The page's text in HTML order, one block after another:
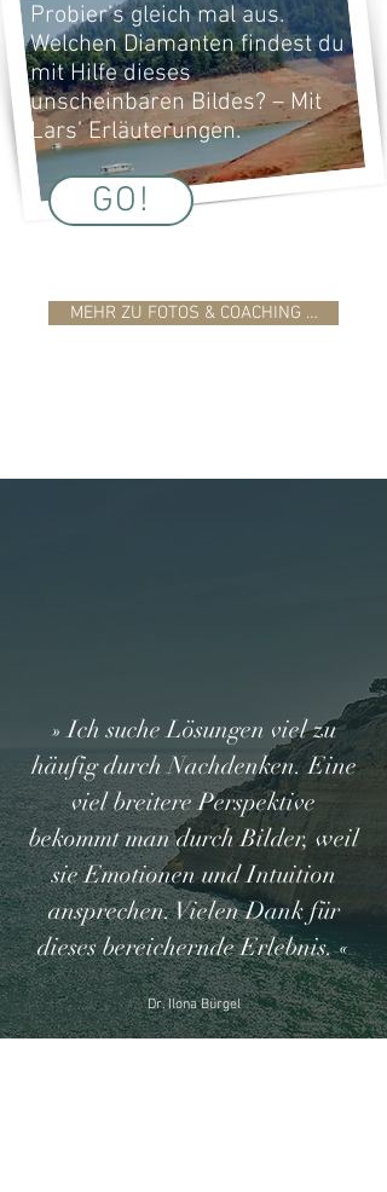
Probier’s gleich mal aus.
Welchen Diamanten findest du
mit Hilfe dieses
unscheinbaren Bildes? – Mit
Lars’ Erläuterungen.
GO!
MEHR ZU FOTOS & COACHING …
» Ich suche Lösungen viel zu
häufig durch Nachdenken. Eine
viel breitere Perspektive
bekommt man durch Bilder, weil
sie Emotionen und Intuition
ansprechen. Vielen Dank für
dieses bereichernde Erlebnis. «
Dr. Ilona Bürgel